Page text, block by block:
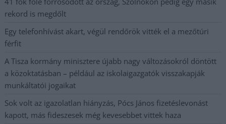
rekord is megdőlt
Egy telefonhívást akart, végül rendőrök vitték el a mezőtúri
férfit
A Tisza kormány minisztere újabb nagy változásokról döntött
a közoktatásban – például az iskolaigazgatók visszakapják
munkáltatói jogaikat
Sok volt az igazolatlan hiányzás, Pócs János fizetéslevonást
kapott, más fideszesek még kevesebbet vittek haza